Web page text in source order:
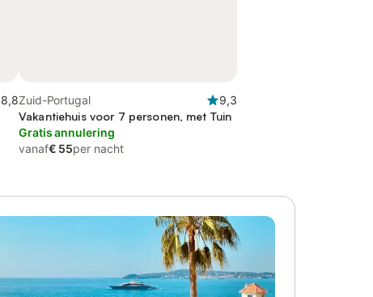
8,8Zuid-Portugal
9,3
Vakantiehuis voor 7 personen, met Tuin
Gratis annulering
vanaf€ 55per nacht